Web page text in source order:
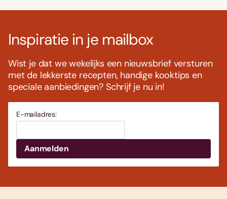
Inspiratie in je mailbox
Wist je dat we wekelijks een nieuwsbrief versturen
met de lekkerste recepten, handige kooktips en
speciale aanbiedingen? Schrijf je nu in!
E-mailadres: